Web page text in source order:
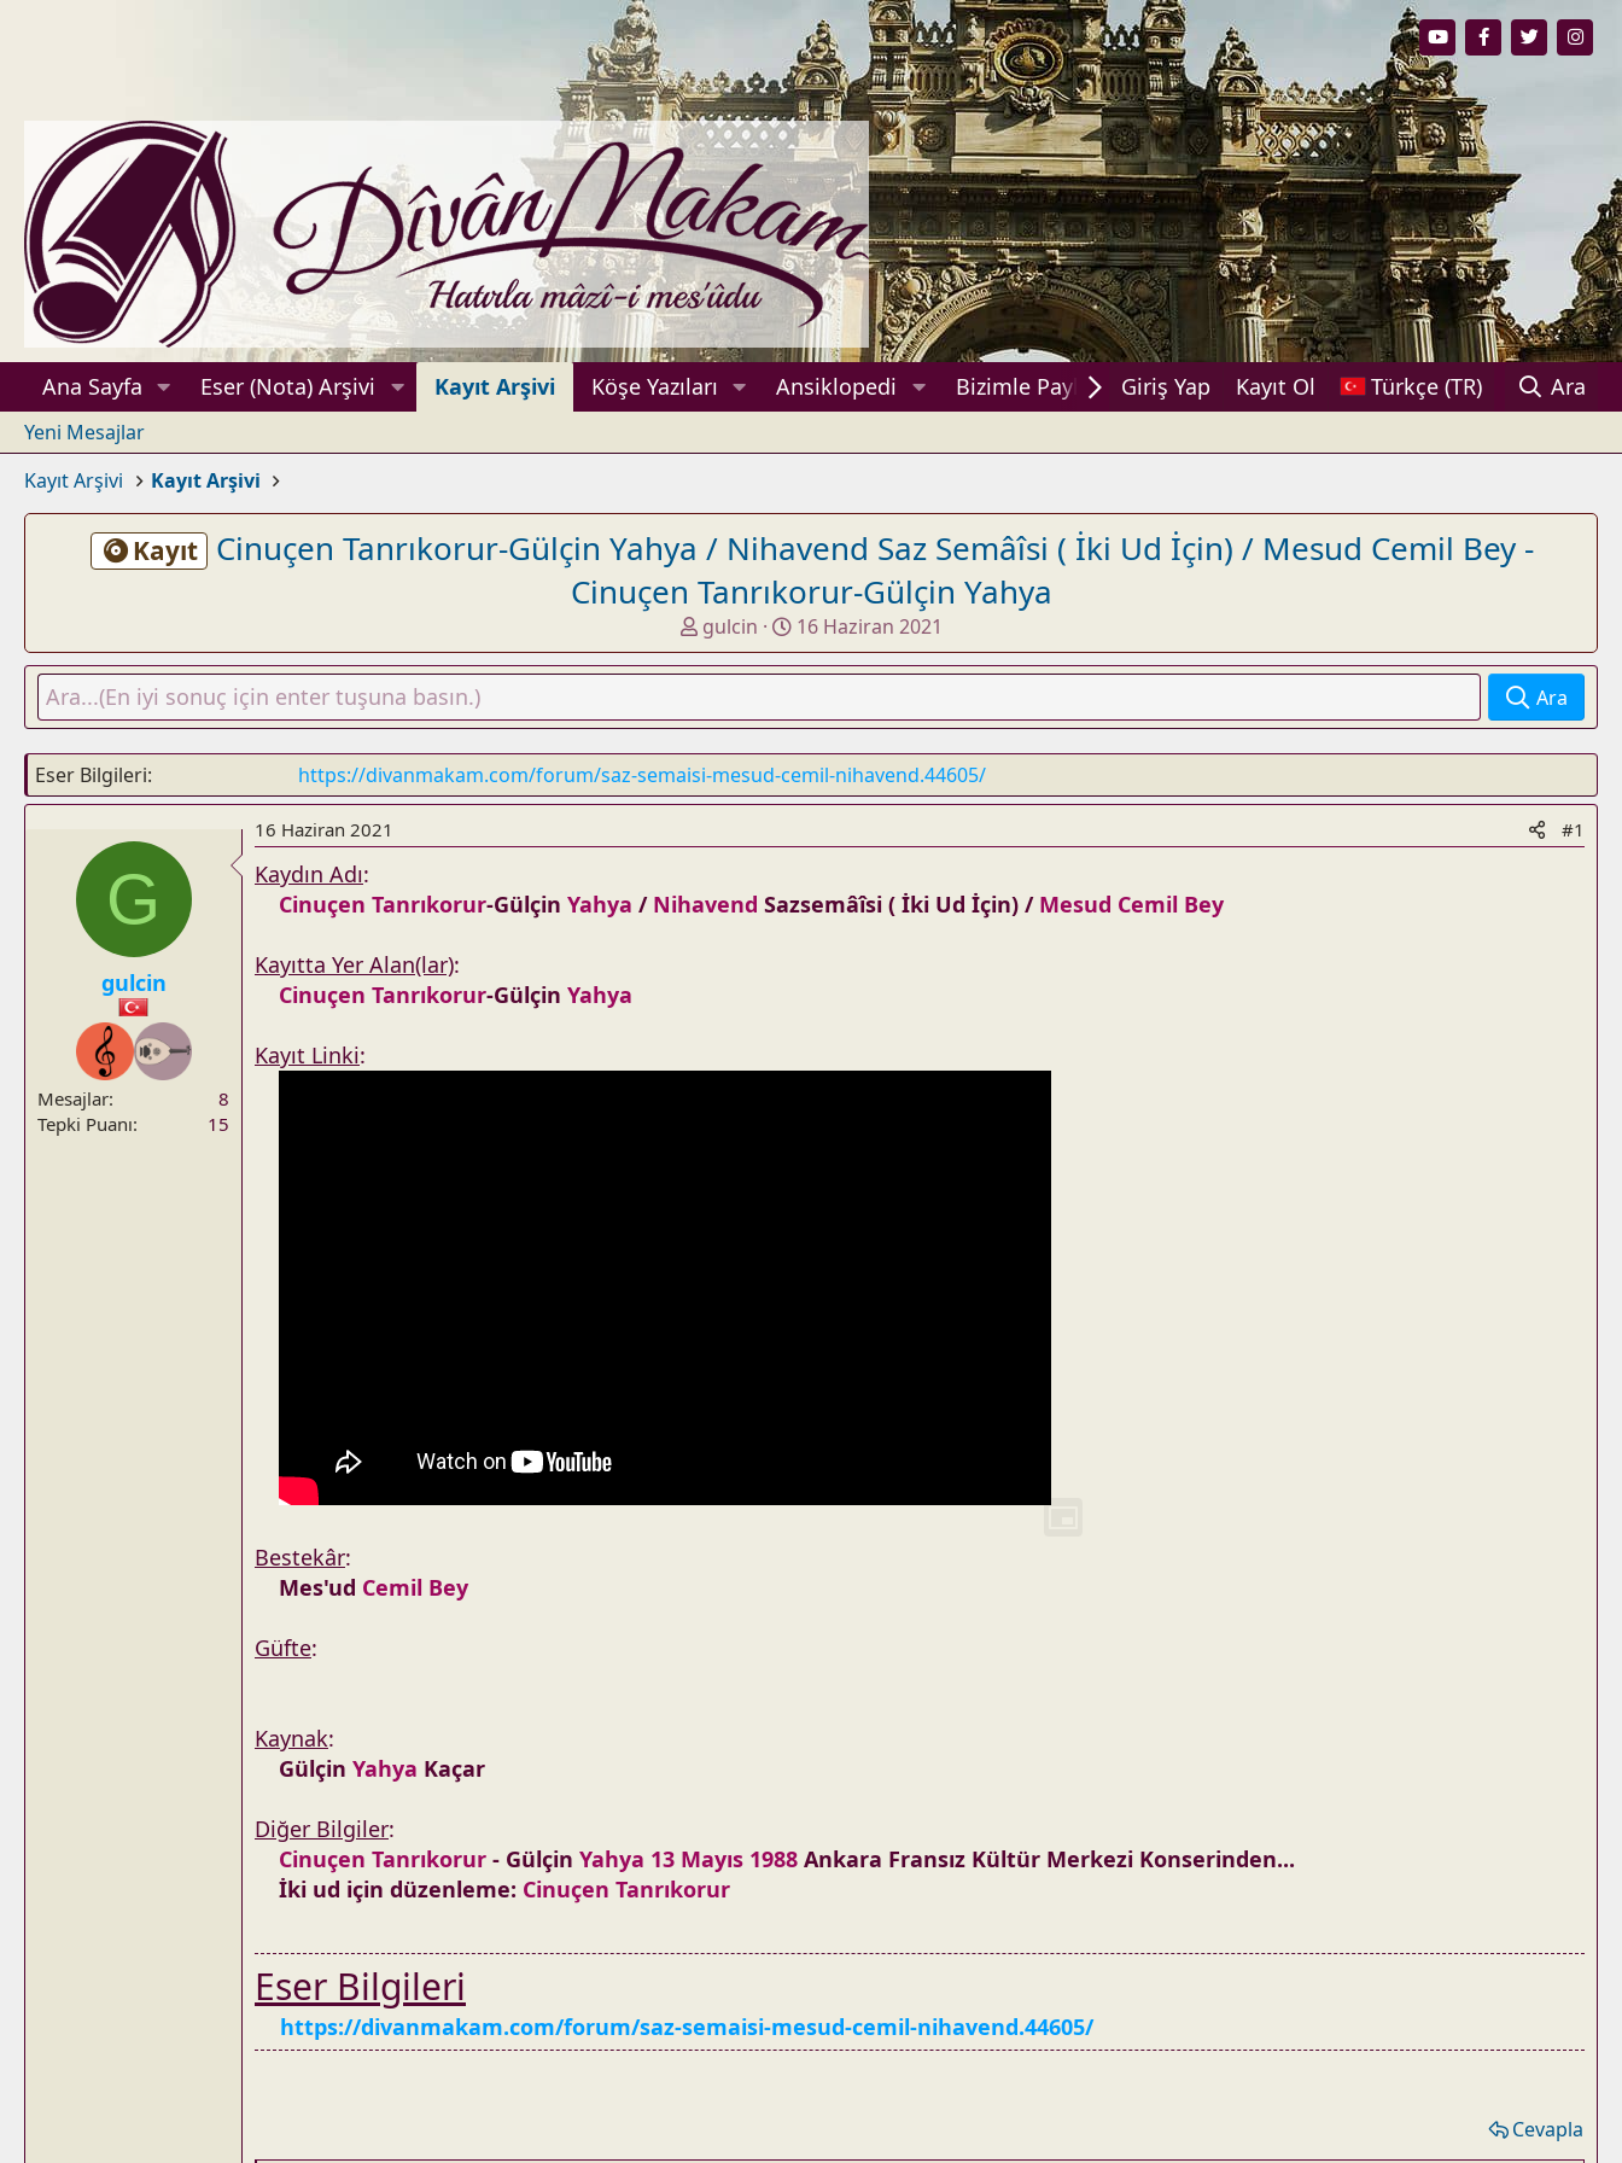
Ana Sayfa Eser (Nota) Arşivi Kayıt Arşivi Köşe Yazıları Ansiklopedi Bizimle Paylaşın!Giriş Yap Kayıt Ol Türkçe (TR) Ara
Yeni Mesajlar
Kayıt Arşivi
Kayıt Arşivi
Kayıt Cinuçen Tanrıkorur-Gülçin Yahya / Nihavend Saz Semâîsi ( İki Ud İçin) / Mesud Cemil Bey -
Cinuçen Tanrıkorur-Gülçin Yahya
K
o
n
y
u
b
a
t
gulcin
B
a
ş
a
n
g
ı
r
16 Haziran 2021
Ara
Eser Bilgileri https://divanmakam.com/forum/saz-semaisi-mesud-cemil-nihavend.44605/
G
gulcin
Mesajlar
8
Tepki Puanı
15
16 Haziran 2021 #1
Kaydın Adı:
Cinuçen Tanrıkorur-Gülçin Yahya / Nihavend Sazsemâîsi ( İki Ud İçin) / Mesud Cemil Bey
Kayıtta Yer Alan(lar):
Cinuçen Tanrıkorur-Gülçin Yahya
Kayıt Linki:
Bestekâr:
Mes'ud Cemil Bey
Güfte:
Kaynak:
Gülçin Yahya Kaçar
Diğer Bilgiler:
Cinuçen Tanrıkorur - Gülçin Yahya 13 Mayıs 1988 Ankara Fransız Kültür Merkezi Konserinden...
İki ud için düzenleme: Cinuçen Tanrıkorur
Eser Bilgileri
https://divanmakam.com/forum/saz-semaisi-mesud-cemil-nihavend.44605/
Cevapla